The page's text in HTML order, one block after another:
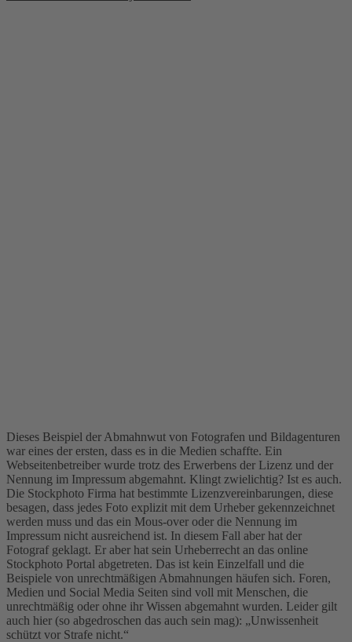
Dieses Beispiel der Abmahnwut von Fotografen und Bildagenturen
war eines der ersten, dass es in die Medien schaffte. Ein
Webseitenbetreiber wurde trotz des Erwerbens der Lizenz und der
Nennung im Impressum abgemahnt. Klingt zwielichtig? Ist es auch.
Die Stockphoto Firma hat bestimmte Lizenzvereinbarungen, diese
besagen, dass jedes Foto explizit mit dem Urheber gekennzeichnet
werden muss und das ein Mous-over oder die Nennung im
Impressum nicht ausreichend ist. In diesem Fall aber hat der
Fotograf geklagt. Er aber hat sein Urheberrecht an das online
Stockphoto Portal abgetreten. Das ist kein Einzelfall und die
Beispiele von unrechtmäßigen Abmahnungen häufen sich. Foren,
Medien und Social Media Seiten sind voll mit Menschen, die
unrechtmäßig oder ohne ihr Wissen abgemahnt wurden. Leider gilt
auch hier (so abgedroschen das auch sein mag): „Unwissenheit
schützt vor Strafe nicht.“